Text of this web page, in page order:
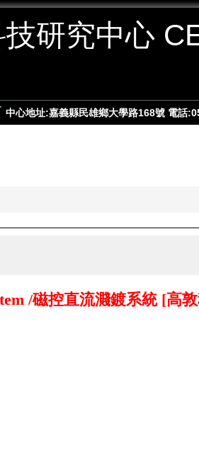
研究中心
中心地址:嘉義縣民雄鄉大學路168號 電話
/磁控直流濺鍍系統[高